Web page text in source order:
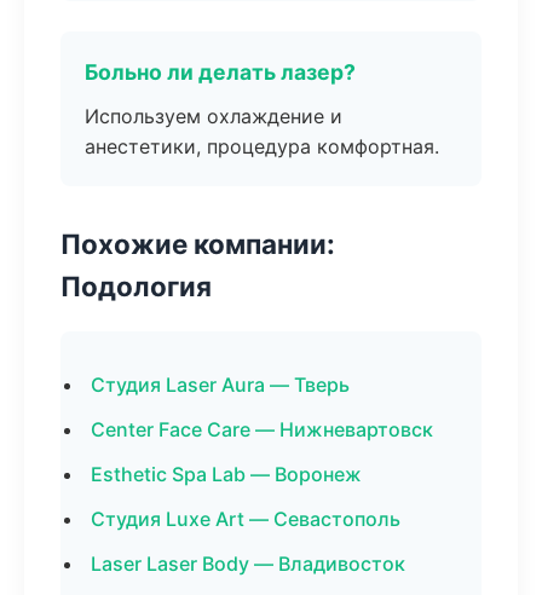
Больно ли делать лазер?
Используем охлаждение и
анестетики, процедура комфортная.
Похожие компании:
Подология
Студия Laser Aura — Тверь
Center Face Care — Нижневартовск
Esthetic Spa Lab — Воронеж
Студия Luxe Art — Севастополь
Laser Laser Body — Владивосток